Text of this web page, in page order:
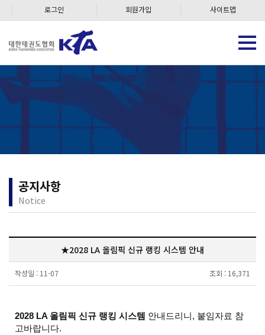
로그인 회원가입 사이트맵
공지사항
Notice
★2028 LA 올림픽 신규 랭킹 시스템 안내
작성일 : 11-07 조회 : 16,371
2028 LA 올림픽 신규 랭킹 시스템 안내드리니, 붙임자료 참
고바랍니다.